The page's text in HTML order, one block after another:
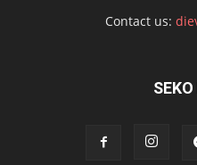
Contact us: